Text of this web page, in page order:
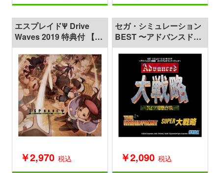
エスプレイドΨ Drive
Waves 2019 特典付 【新
品CD】
￥2,970 税込
セガ・シミュレーション
BEST 〜アドバンスド大
戦略 オリジナルサウン
ドトラック〜
￥2,090 税込